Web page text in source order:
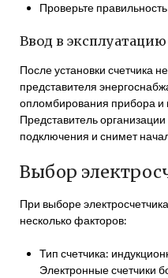
Проверьте
Ввод в эксплуатацию
После установки счетчика
представителя
опломбирования прибора и
Представитель
подключения и снимет
Выбор
При выборе
несколько факторов:
Тип счетчика:
Электронные счетчики